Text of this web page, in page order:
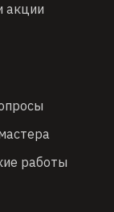
акции
работы